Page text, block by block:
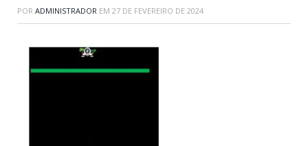
POR ADMINISTRADOR EM 27 DE FEVEREIRO DE 2024